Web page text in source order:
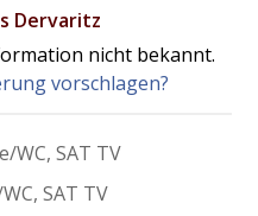
Dervaritz
nicht bekannt.
vorschlagen?
WC, SAT TV
SAT TV